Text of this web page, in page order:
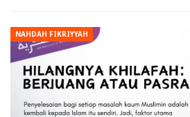
NAHDAH FIKRIYYAH